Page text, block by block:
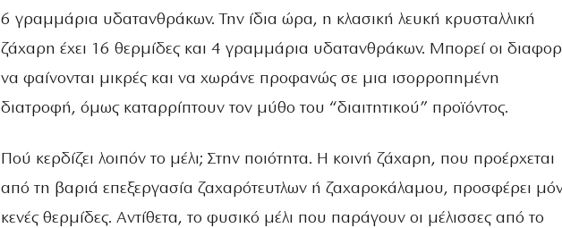
6 γραμμάρια υδατανθράκων. Την ίδια ώρα, η κλασική λευκή κρυσταλλική
ζάχαρη έχει 16 θερμίδες και 4 γραμμάρια υδατανθράκων. Μπορεί οι
να φαίνονται μικρές και να χωράνε προφανώς σε μια ισορροπημένη
διατροφή, όμως καταρρίπτουν τον μύθο του “διαιτητικού” προϊόντος.
Πού κερδίζει λοιπόν το μέλι; Στην ποιότητα. Η κοινή ζάχαρη, που προέρχεται
από τη βαριά επεξεργασία ζαχαρότευτλων ή ζαχαροκάλαμου, προσφέρει
κενές θερμίδες. Αντίθετα, το φυσικό μέλι που παράγουν οι μέλισσες από το